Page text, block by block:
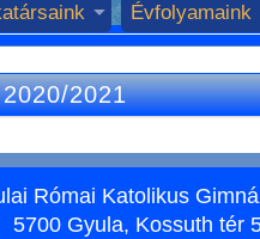
Évfolyamaink
2020/2021
Római Katolikus
5700 Gyula, Kossuth tér